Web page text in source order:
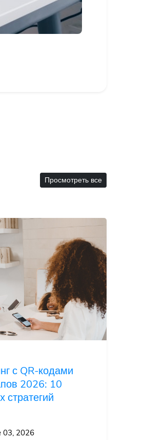
Просмотреть все
с QR-кодами
2026: 10
стратегий
03, 2026